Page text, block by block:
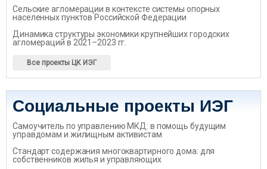
Сельские агломерации в контексте системы опорных
населенных пунктов Российской Федерации
Динамика структуры экономики крупнейших городских
агломераций в 2021–2023 гг.
Все проекты ЦК ИЭГ
Социальные проекты ИЭГ
Самоучитель по управлению МКД: в помощь будущим
управдомам и жилищным активистам
Стандарт содержания многоквартирного дома: для
собственников жилья и управляющих